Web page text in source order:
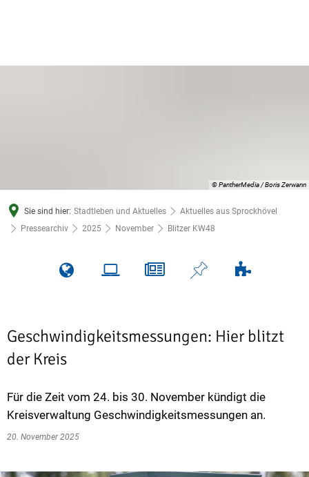
© PantherMedia / Boris Zerwann
Sie sind hier: Stadtleben und Aktuelles
Aktuelles aus Sprockhövel
Pressearchiv
2025 November Blitzer KW48
Geschwindigkeitsmessungen: Hier blitzt
der Kreis
Für die Zeit vom 24. bis 30. November kündigt die
Kreisverwaltung Geschwindigkeitsmessungen an.
20. November 2025